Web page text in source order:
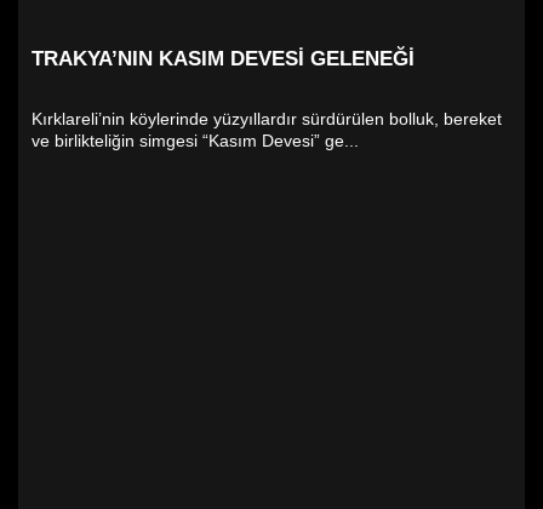
TRAKYA’NIN KASIM DEVESI GELENEĞI
Kırklareli’nin köylerinde yüzyıllardır sürdürülen bolluk, bereket
ve birlikteliğin simgesi “Kasım Devesi” ge...